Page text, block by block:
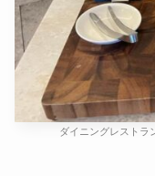
ダイニングレストラ